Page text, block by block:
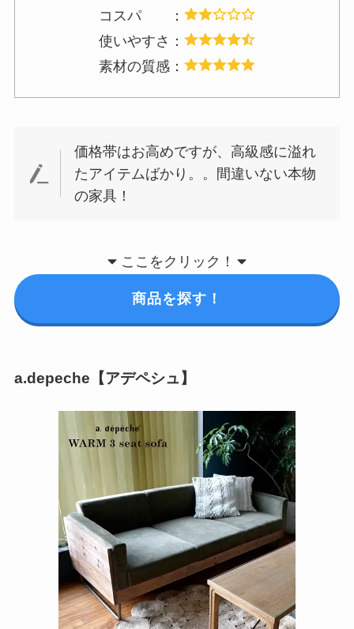
コスパ ：
使いやすさ：
素材の質感：
価格帯はお高めですが、高級感に溢れ
たアイテムばかり。。間違いない本物
の家具！
ここをクリック！
商品を探す！
a.depeche【アデペシュ】